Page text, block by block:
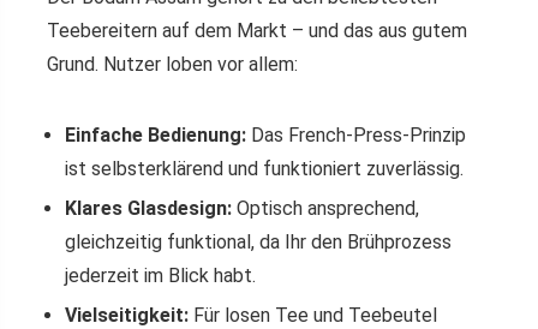
Teebereitern auf dem Markt – und das aus gutem
Grund. Nutzer loben vor allem:
Einfache Bedienung: Das French-Press-Prinzip
ist selbsterklärend und funktioniert zuverlässig.
Klares Glasdesign: Optisch ansprechend,
gleichzeitig funktional, da Ihr den Brühprozess
jederzeit im Blick habt.
Vielseitigkeit: Für losen Tee und Teebeutel